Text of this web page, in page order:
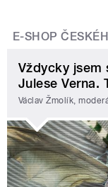
E-SHOP
Vždycky jsem
Julese Verna.
Václav Žmolík,